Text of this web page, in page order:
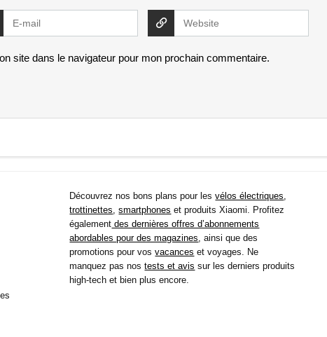
site dans le navigateur pour mon prochain commentaire.
Découvrez nos bons plans pour lesvélos électriques
trottinettes ,smartphones et produits Xiaomi. Profitez
également des dernières offres d’abonnements
abordables pour des magazines , ainsi que des
promotions pour vosvacances et voyages. Ne
manquez pas nostests et avis sur les derniers produits
high-tech et bien plus encore.